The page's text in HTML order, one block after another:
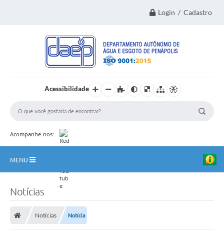
Login / Cadastro
Acessibilidade
Acompanhe-nos:
MENU
Notícias
Notícias Notícia